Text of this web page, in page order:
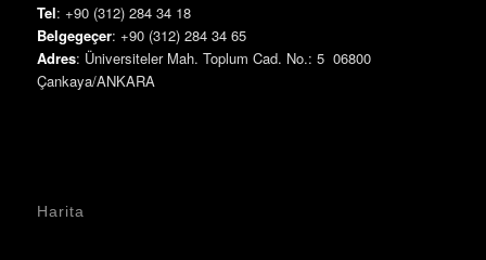
Tel: +90 (312) 284 34 18
Belgegeçer: +90 (312) 284 34 65
Adres: Üniversiteler Mah. Toplum Cad. No.: 5 06800
Çankaya/ANKARA
Harita